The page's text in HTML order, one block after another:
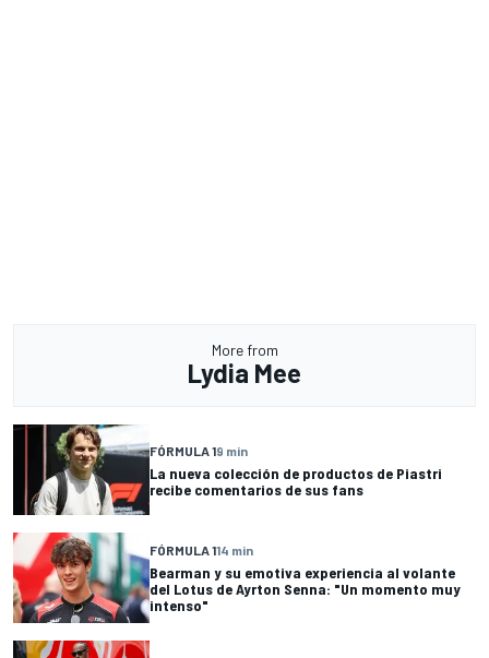
More from
Lydia Mee
FÓRMULA 19 min
La nueva colección de productos de Piastri
recibe comentarios de sus fans
FÓRMULA 114 min
Bearman y su emotiva experiencia al volante
del Lotus de Ayrton Senna: "Un momento muy
intenso"